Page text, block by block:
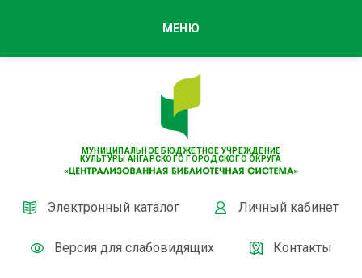
МУНИЦИПАЛЬНОЕ БЮДЖЕТНОЕ УЧРЕЖДЕНИЕ
КУЛЬТУРЫ АНГАРСКОГО ГОРОДСКОГО ОКРУГА
Электронный каталог Личный кабинет
Версия для слабовидящих Контакты
МЕНЮ